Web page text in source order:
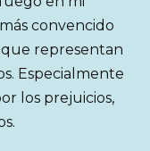
convencido
representan
Especialmente
los prejuicios,